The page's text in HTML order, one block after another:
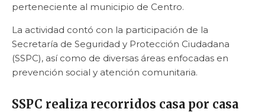
perteneciente al municipio de Centro.
La actividad contó con la participación de la
Secretaría de Seguridad y Protección Ciudadana
(SSPC), así como de diversas áreas enfocadas en
prevención social y atención comunitaria.
SSPC realiza recorridos casa por casa